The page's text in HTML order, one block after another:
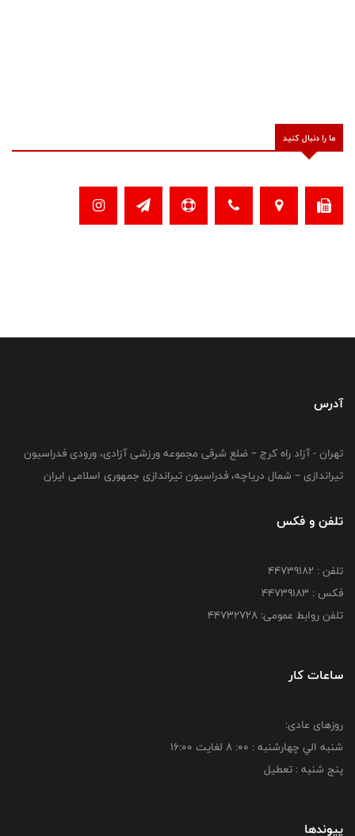
ما را دنبال کنید
آدرس
تهران - آزاد راه کرج – ضلع شرقی مجموعه ورزشی آزادی، ورودی فدراسیون
تیراندازی – شمال دریاچه، فدراسیون تیراندازی جمهوری اسلامی ایران
تلفن و فکس
تلفن : ۴۴۷۳۹۱۸۲
فکس : ۴۴۷۳۹۱۸3
تلفن روابط عمومی: ۴۴۷۳۲۷۲۸
ساعات کار
روزهای عادی:
شنبه الي چهارشنبه : 00: 8 لغايت 16:00
پنج شنبه : تعطیل
پیوندها